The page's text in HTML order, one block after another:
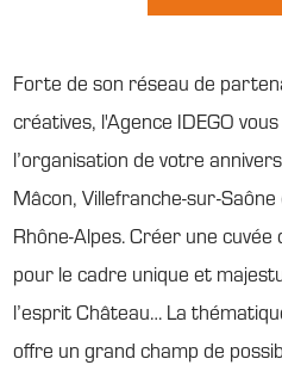
Forte de son réseau de
créatives, l'Agence IDEGO
l’organisation de votre
Mâcon, Villefranche-sur-
Rhône-Alpes. Créer une
pour le cadre unique et
l’esprit Château… La
offre un grand champ de